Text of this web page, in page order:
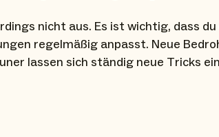
nicht aus. Es ist wichtig, dass
regelmäßig anpasst. Neue
lassen sich ständig neue Tricks